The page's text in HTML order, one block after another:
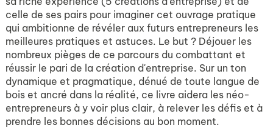
celle de ses pairs pour imaginer cet ouvrage pratique
qui ambitionne de révéler aux futurs entrepreneurs les
meilleures pratiques et astuces. Le but ? Déjouer les
nombreux pièges de ce parcours du combattant et
réussir le pari de la création d'entreprise. Sur un ton
dynamique et pragmatique, dénué de toute langue de
bois et ancré dans la réalité, ce livre aidera les néo-
entrepreneurs à y voir plus clair, à relever les défis et à
prendre les bonnes décisions au bon moment.